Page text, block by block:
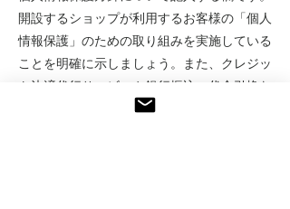
開設するショップが利用するお客様の「個人
情報保護」のための取り組みを実施している
ことを明確に示しましょう。また、クレジッ
ト決済代行サービスや銀行振込・代金引換な
どお客様が利用できるお支払い方法を明確に